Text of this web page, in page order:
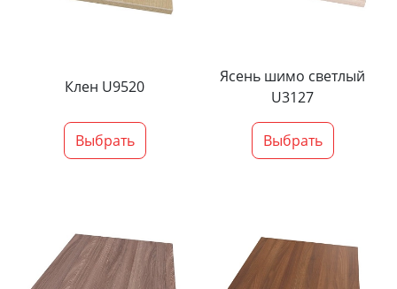
Клен U9520
Выбрать
Ясень шимо светлый
U3127
Выбрать